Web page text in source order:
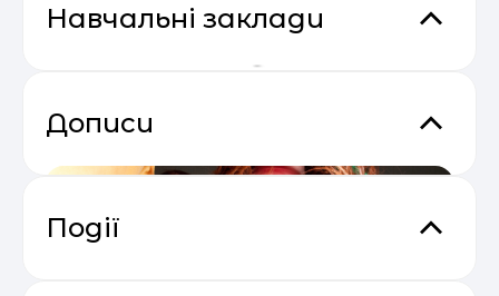
Навчальні заклади
Дописи
Події